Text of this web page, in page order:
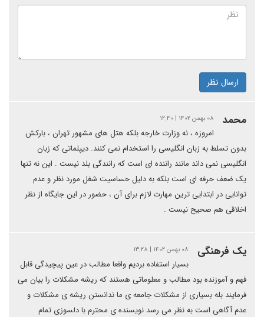
ارسال نظر
محمد ۰۸ بهمن ۱۴۰۲ | ۱۲:۴۰
امروزه ، نه وزارت خارجه بلکه هتل های مشهور تهران ، بارکش
بدون تسلط به زبان انگلیسی را استخدام نمی کنند. دیپلماتی که زبان
انگلیسی نمی داند مانند راننده ای است که رانندگی بلد نیست . این نه تنها
یک ضعف حرفه ای است بلکه به دلیل حساسیت شغل مورد نظر و عدم
توانایی در ابتدایی ترین مهارت لازم برای آن ، حضور در این جایگاه از نظر
اخلاقی هم صحیح نیست .
یک فرهنگی ۰۸ بهمن ۱۴۰۲ | ۱۳:۲۸
بسیار استفاده بردیم واقعا مطالب در عین پیچیدگی قابل
فهم و آموزنده بود مطالب و معلوماتی هستند که ریشه مشکلات را بیان می
فرمایند بله بسیاری از مشکلات جامعه ی ما ندانستن ریشه ی مشکلات و
عدم آگاهی است به نظر می رسد نویسنده ی محترم با دلسوزی تمام